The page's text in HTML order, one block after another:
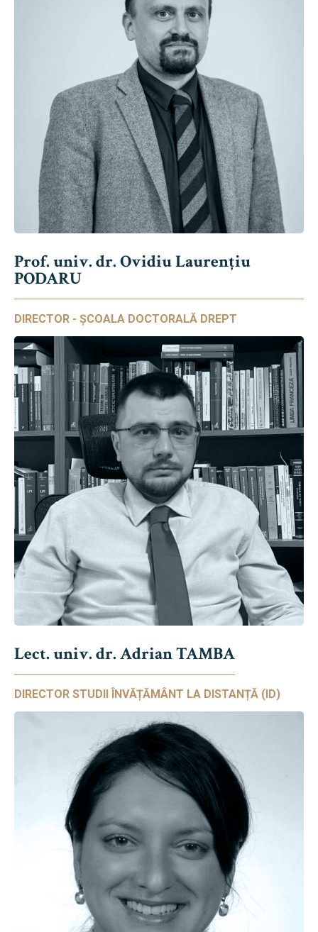
Prof. univ. dr. Ovidiu Laurențiu
PODARU
DIRECTOR - ȘCOALA DOCTORALĂ DREPT
Lect. univ. dr. Adrian TAMBA
DIRECTOR STUDII ÎNVĂȚĂMÂNT LA DISTANȚĂ (ID)